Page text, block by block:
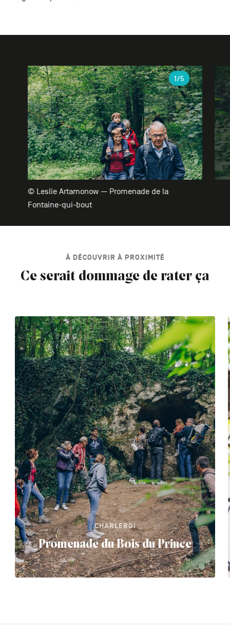
Galerie
© Leslie Artamonow — Promenade de la
Fontaine-qui-bout
1/5
À DÉCOUVRIR À PROXIMITÉ
Ce serait dommage de rater ça
CHARLEROI
Promenade du Bois du Prince